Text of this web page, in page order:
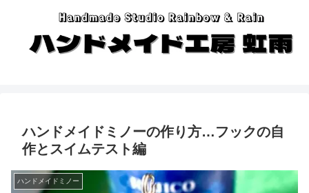
ハンドメイドミノーの作り方…フックの自
作とスイムテスト編
ハンドメイドミノー